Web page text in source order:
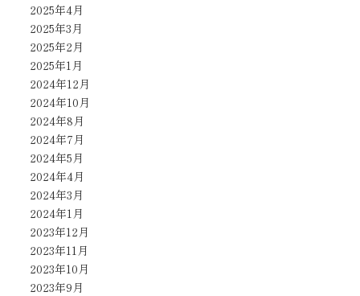
2025年4月
2025年3月
2025年2月
2025年1月
2024年12月
2024年10月
2024年8月
2024年7月
2024年5月
2024年4月
2024年3月
2024年1月
2023年12月
2023年11月
2023年10月
2023年9月